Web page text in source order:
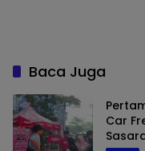
Baca Juga
Car